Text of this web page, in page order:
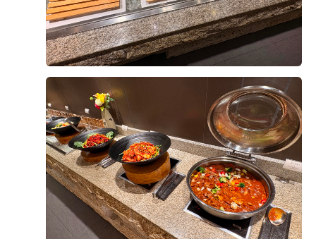
도착하면 직원분께서 안내 도와주시고,
앞에 두분께서 식권 받아주십니다.
아직 사람이 없는 시간이라
한산하고 넓어보여요
입구쪽에는 맥주와 와인이 배치 되어있는데
무제한 제공이랍니다!
마음 편하게 드실 수 있어서 좋았어요!
자, 이제 가장 중요한 건 역시 음식 맛이겠죠?
디저트 코너
후기가 도움이 되었나요? 0
전유섭, 이하나 2026-08-09 10명 읽음
오늘 양가 부모님을 모시고 영등포 위더스웨딩홀 시식에
다녀왔습니다. 결혼식을 앞두고 가장 궁금했던 부분 중
하나가 음식이었는데, 직접 시식해 보니 왜 많은 분들이
추천하는지 알 수 있었습니다. 연회장은 넓고 쾌적했으며
테이블 간격도 여유로워 편안한 분위기에서 식사를 즐길
수 있었습니다. 직원분들께서도 친절하게 안내해 주셔서
처음 방문한 부모님들께서도 불편함 없이 이용하실 수 있
었습니다.
더 보기